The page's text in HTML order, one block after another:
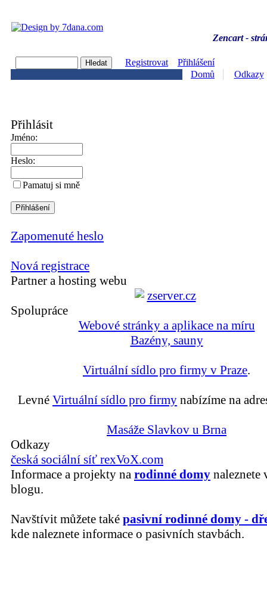
Zencart -
Registrovat
Přihlášení
Domů
Odkazy
Přihlásit
Jméno:
Heslo:
Pamatuj si mně
Zapomenuté heslo
Nová registrace
Partner a hosting webu
Spolupráce
Webové stránky a aplikace na míru
Bazény, sauny
Virtuální sídlo pro firmy v Praze.
Levné Virtuální sídlo pro firmy nabízíme na
Masáže Slavkov u Brna
Odkazy
česká sociální síť rexVoX.com
Informace a projekty na rodinné domy naleznete
blogu.
Navštívit můžete také pasivní rodinné domy -
kde naleznete informace o pasivních stavbách.